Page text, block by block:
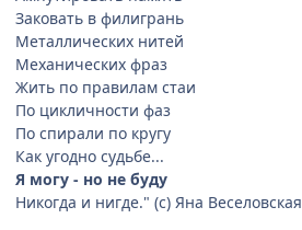
Заковать в филигрань
Металлических нитей
Механических фраз
Жить по правилам стаи
По цикличности фаз
По спирали по кругу
Как угодно судьбе...
Я могу - но не буду
Никогда и нигде." (с) Яна Веселовская